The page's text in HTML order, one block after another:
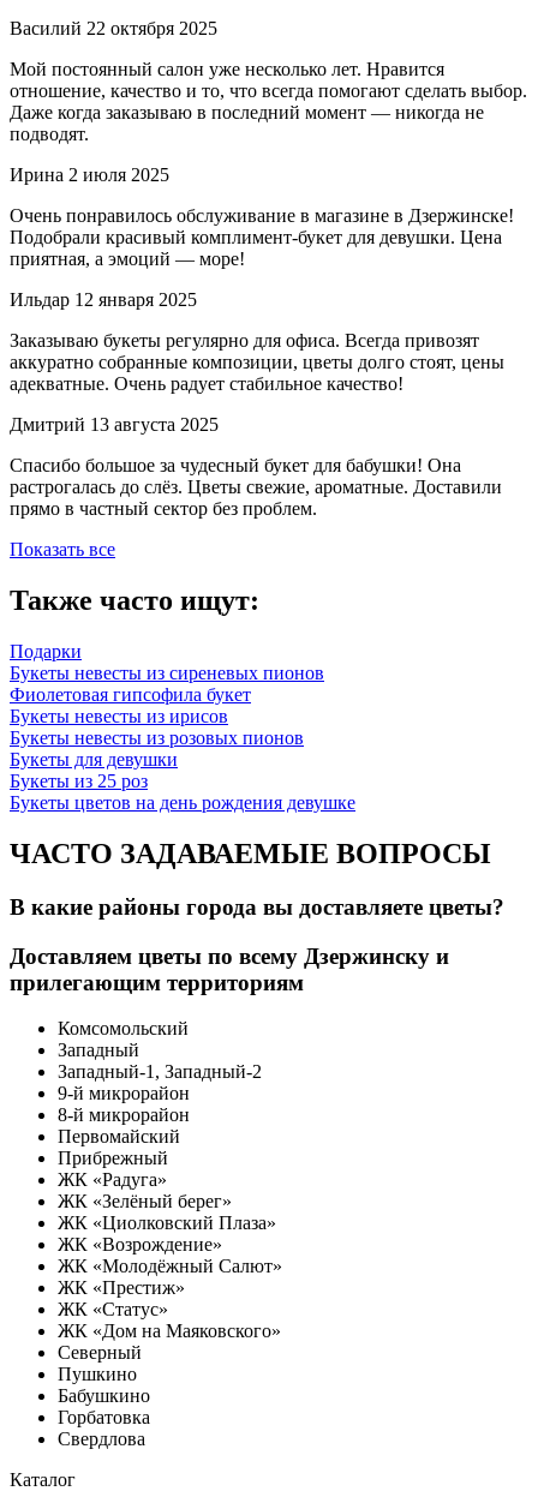
Василий 22 октября 2025
Мой постоянный салон уже несколько лет. Нравится
отношение, качество и то, что всегда помогают сделать выбор.
Даже когда заказываю в последний момент — никогда не
подводят.
Ирина 2 июля 2025
Очень понравилось обслуживание в магазине в Дзержинске!
Подобрали красивый комплимент-букет для девушки. Цена
приятная, а эмоций — море!
Ильдар 12 января 2025
Заказываю букеты регулярно для офиса. Всегда привозят
аккуратно собранные композиции, цветы долго стоят, цены
адекватные. Очень радует стабильное качество!
Дмитрий 13 августа 2025
Спасибо большое за чудесный букет для бабушки! Она
растрогалась до слёз. Цветы свежие, ароматные. Доставили
прямо в частный сектор без проблем.
Показать все
Также часто ищут:
Подарки
Букеты невесты из сиреневых пионов
Фиолетовая гипсофила букет
Букеты невесты из ирисов
Букеты невесты из розовых пионов
Букеты для девушки
Букеты из 25 роз
Букеты цветов на день рождения девушке
ЧАСТО ЗАДАВАЕМЫЕ ВОПРОСЫ
В какие районы города вы доставляете цветы?
Доставляем цветы по всему Дзержинску и
прилегающим территориям
Комсомольский
Западный
Западный-1, Западный-2
9-й микрорайон
8-й микрорайон
Первомайский
Прибрежный
ЖК «Радуга»
ЖК «Зелёный берег»
ЖК «Циолковский Плаза»
ЖК «Возрождение»
ЖК «Молодёжный Салют»
ЖК «Престиж»
ЖК «Статус»
ЖК «Дом на Маяковского»
Северный
Пушкино
Бабушкино
Горбатовка
Свердлова
Каталог